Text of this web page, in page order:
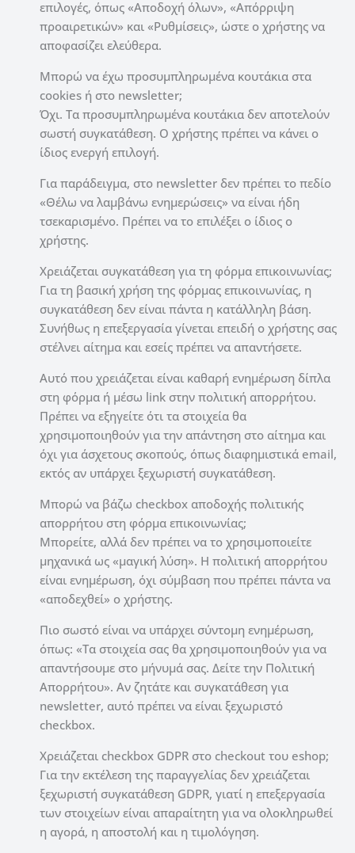
επιλογές, όπως «Αποδοχή όλων», «Απόρριψη
προαιρετικών» και «Ρυθμίσεις», ώστε ο χρήστης να
αποφασίζει ελεύθερα.
Μπορώ να έχω προσυμπληρωμένα κουτάκια στα
cookies ή στο newsletter;
Όχι. Τα προσυμπληρωμένα κουτάκια δεν αποτελούν
σωστή συγκατάθεση. Ο χρήστης πρέπει να κάνει ο
ίδιος ενεργή επιλογή.
Για παράδειγμα, στο newsletter δεν πρέπει το πεδίο
«Θέλω να λαμβάνω ενημερώσεις» να είναι ήδη
τσεκαρισμένο. Πρέπει να το επιλέξει ο ίδιος ο
χρήστης.
Χρειάζεται συγκατάθεση για τη φόρμα επικοινωνίας;
Για τη βασική χρήση της φόρμας επικοινωνίας, η
συγκατάθεση δεν είναι πάντα η κατάλληλη βάση.
Συνήθως η επεξεργασία γίνεται επειδή ο χρήστης σας
στέλνει αίτημα και εσείς πρέπει να απαντήσετε.
Αυτό που χρειάζεται είναι καθαρή ενημέρωση δίπλα
στη φόρμα ή μέσω link στην πολιτική απορρήτου.
Πρέπει να εξηγείτε ότι τα στοιχεία θα
χρησιμοποιηθούν για την απάντηση στο αίτημα και
όχι για άσχετους σκοπούς, όπως διαφημιστικά email,
εκτός αν υπάρχει ξεχωριστή συγκατάθεση.
Μπορώ να βάζω checkbox αποδοχής πολιτικής
απορρήτου στη φόρμα επικοινωνίας;
Μπορείτε, αλλά δεν πρέπει να το χρησιμοποιείτε
μηχανικά ως «μαγική λύση». Η πολιτική απορρήτου
είναι ενημέρωση, όχι σύμβαση που πρέπει πάντα να
«αποδεχθεί» ο χρήστης.
Πιο σωστό είναι να υπάρχει σύντομη ενημέρωση,
όπως: «Τα στοιχεία σας θα χρησιμοποιηθούν για να
απαντήσουμε στο μήνυμά σας. Δείτε την Πολιτική
Απορρήτου». Αν ζητάτε και συγκατάθεση για
newsletter, αυτό πρέπει να είναι ξεχωριστό
checkbox.
Χρειάζεται checkbox GDPR στο checkout του eshop;
Για την εκτέλεση της παραγγελίας δεν χρειάζεται
ξεχωριστή συγκατάθεση GDPR, γιατί η επεξεργασία
των στοιχείων είναι απαραίτητη για να ολοκληρωθεί
η αγορά, η αποστολή και η τιμολόγηση.